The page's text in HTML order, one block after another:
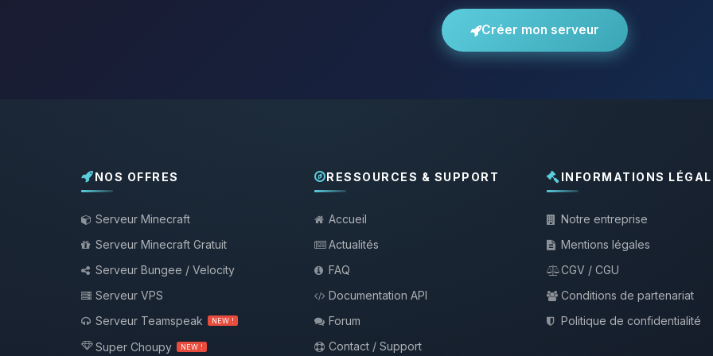
Créer mon serveur
NOS OFFRES
Serveur Minecraft
Serveur Minecraft Gratuit
Serveur Bungee / Velocity
Serveur VPS
Serveur Teamspeak
NEW !
Super Choupy NEW !
RESSOURCES & SUPPORT
Accueil
Actualités
FAQ
Documentation API
Forum
Contact / Support
INFORMATIONS
Notre entreprise
Mentions légales
CGV / CGU
Conditions de partenariat
Politique de confidentialité